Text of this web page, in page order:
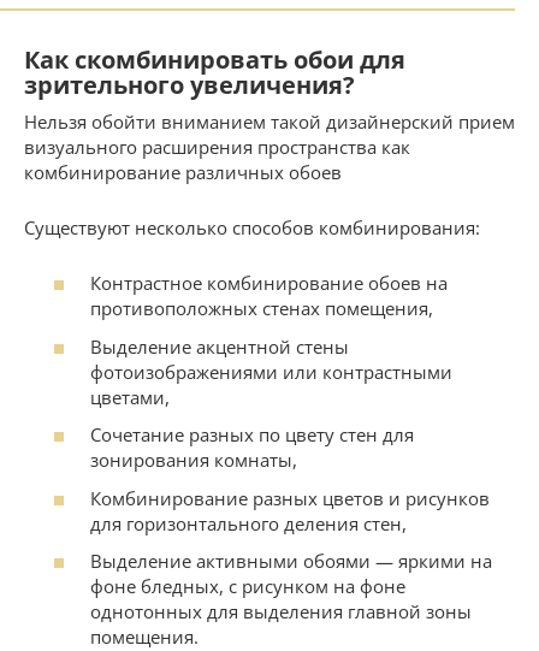
Как скомбинировать обои для
зрительного увеличения?
Нельзя обойти вниманием такой дизайнерский прием
визуального расширения пространства как
комбинирование различных обоев
Существуют несколько способов комбинирования:
Контрастное комбинирование обоев на
противоположных стенах помещения,
Выделение акцентной стены
фотоизображениями или контрастными
цветами,
Сочетание разных по цвету стен для
зонирования комнаты,
Комбинирование разных цветов и рисунков
для горизонтального деления стен,
Выделение активными обоями — яркими на
фоне бледных, с рисунком на фоне
однотонных для выделения главной зоны
помещения.